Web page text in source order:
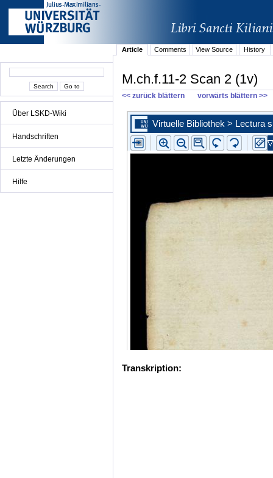
Über LSKD-Wiki
Handschriften
Letzte Änderungen
Hilfe
Article Comments View Source History
M.ch.f.11-2 Scan 2 (1v)
<< zurück blättern vorwärts blättern >>
Transkription: